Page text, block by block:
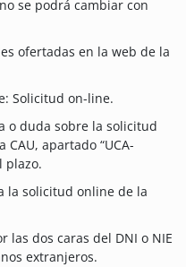
se podrá cambiar con
ofertadas en la web de la
Solicitud on-line.
o duda sobre la solicitud
apartado “UCA-
plazo.
la solicitud online de la
las dos caras del DNI o NIE
extranjeros.